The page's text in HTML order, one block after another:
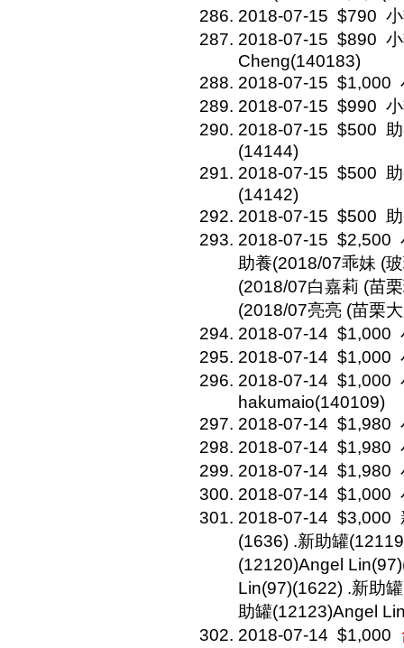
2018-07-15 $790
2018-07-15 $890
Cheng(140183)
2018-07-15 $1,000
2018-07-15 $990
2018-07-15 $500
(14144)
2018-07-15 $500
(14142)
2018-07-15 $500
2018-07-15 $2,500
助養(2018/07乖妹 (
(2018/07白嘉莉 (苗
(2018/07亮亮 (苗栗
2018-07-14 $1,000
2018-07-14 $1,000
2018-07-14 $1,000
hakumaio(140109)
2018-07-14 $1,980
2018-07-14 $1,980
2018-07-14 $1,980
2018-07-14 $1,000
2018-07-14 $3,000
(1636) .新助罐
(12120)Angel
Lin(97)(1622) .新助
助罐(12123)Angel
2018-07-14 $1,000